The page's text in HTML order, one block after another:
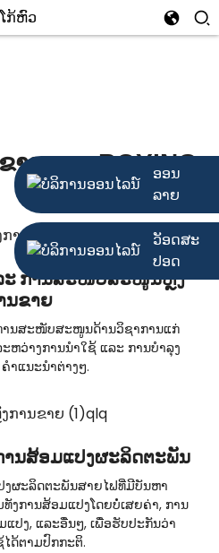
ອອນ
ລາຍ
ວັອດສະ
ປອດ
ຍຂອງ BOYING
ະ ການສະໜັບສະໜູນຫຼັງ
ນຂາຍ
ານສະໜັບສະໜູນດ້ານວິຊາການແກ່
ຫວ່າງການນຳໃຊ້ ແລະ ການບຳລຸງ
ຳແນະນຳຕ່າງໆ.
ນສ້ອມແປງຜະລິດຕະພັນ
ຜະລິດຕະພັນສາຍໄຟທີ່ມີບັນຫາ
ງການສ້ອມແປງໂດຍບໍ່ເສຍຄ່າ, ການ
ປງ, ແລະອື່ນໆ, ເພື່ອຮັບປະກັນວ່າ
ດ້ຕາມປົກກະຕິ.